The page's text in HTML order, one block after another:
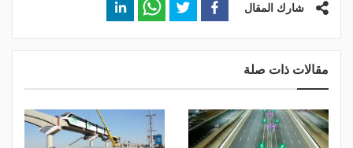
شارك المقال
مقالات ذات صلة